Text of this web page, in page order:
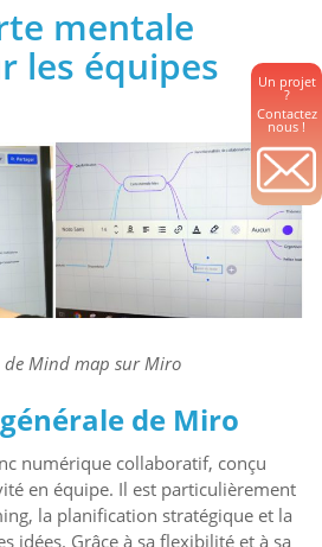
Un projet
?
Contactez
nous !
mentale
les équipes
de Mind map sur Miro
de Miro
numérique collaboratif, conçu
en équipe. Il est particulièrement
la planification stratégique et la
idées. Grâce à sa flexibilité et à sa